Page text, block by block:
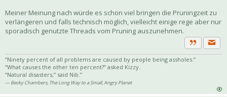
Meiner Meinung nach würde es schon viel bringen die Pruningzeit zu
verlängeren und falls technisch möglich, vielleicht einige rege aber nur
sporadisch genutzte Threads vom Pruning auszunehmen.
Zitat
“Ninety percent of all problems are caused by people being assholes.”
“What causes the other ten percent?” asked Kizzy.
“Natural disasters,” said Nib.”
― Becky Chambers, The Long Way to a Small, Angry Planet